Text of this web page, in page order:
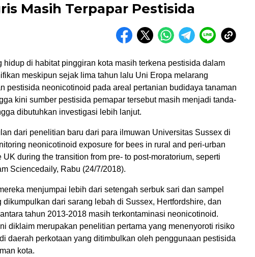
Masih Terpapar Pestisida
hidup di habitat pinggiran kota masih terkena pestisida dalam
meskipun sejak lima tahun lalu Uni Eropa melarang
pestisida neonicotinoid pada areal pertanian budidaya tanaman
kini sumber pestisida pemapar tersebut masih menjadi tanda-
dibutuhkan investigasi lebih lanjut.
dari penelitian baru dari para ilmuwan Universitas Sussex di
neonicotinoid exposure for bees in rural and peri-urban
UK during the transition from pre- to post-moratorium, seperti
Sciencedaily, Rabu (24/7/2018).
menjumpai lebih dari setengah serbuk sari dan sampel
dikumpulkan dari sarang lebah di Sussex, Hertfordshire, dan
tahun 2013-2018 masih terkontaminasi neonicotinoid.
diklaim merupakan penelitian pertama yang menenyoroti risiko
daerah perkotaan yang ditimbulkan oleh penggunaan pestisida
kota.